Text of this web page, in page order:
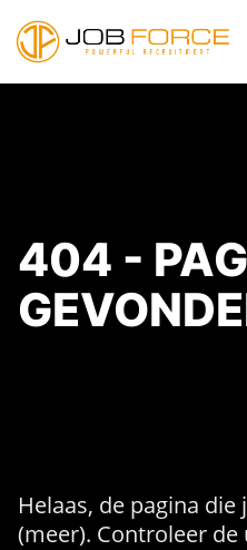
404 -
Helaas, de pagina
(meer). Controleer de